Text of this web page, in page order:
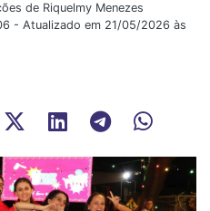
de Riquelmy Menezes
- Atualizado em 21/05/2026 às